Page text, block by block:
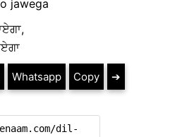
jawega
Whatsapp Copy ➔